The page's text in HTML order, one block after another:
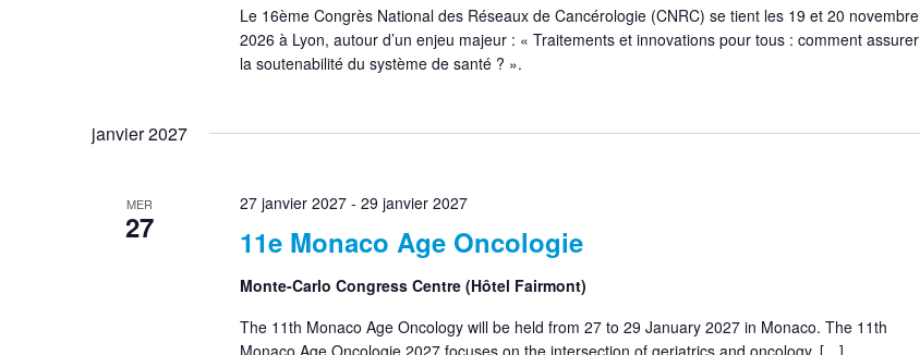
Le 16ème Congrès National des Réseaux de Cancérologie (CNRC) se tient les 19 et 20 novembre
2026 à Lyon, autour d’un enjeu majeur : « Traitements et innovations pour tous : comment assurer
la soutenabilité du système de santé ? ».
janvier 2027
MER
27 11e Monaco Age Oncologie
27 janvier 2027- 29 janvier 2027
Monte-Carlo Congress Centre (Hôtel Fairmont)
The 11th Monaco Age Oncology will be held from 27 to 29 January 2027 in Monaco. The 11th